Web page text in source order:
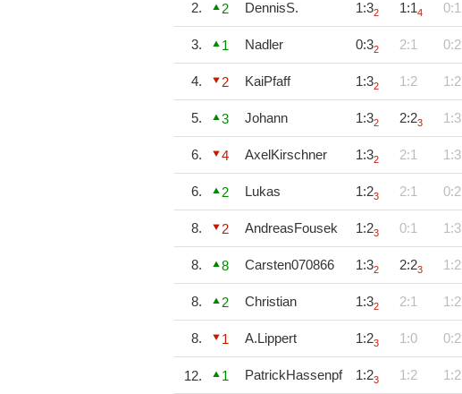
2. 2 DennisS. 1:32 1:14 0:1
3. 1 Nadler 0:32 2:1 0:2
4. 2 KaiPfaff 1:32 1:2 1:2
5. 3 Johann 1:32 2:23 1:3
6. 4 AxelKirschner 1:32 2:1 1:3
6. 2 Lukas 1:23 2:1 0:2
8. 2 AndreasFousek 1:23 0:1 1:3
8. 8 Carsten070866 1:32 2:23 1:2
8. 2 Christian 1:32 2:1 1:2
8. 1 A.Lippert 1:23 1:0 0:2
12. 1 PatrickHassenpf 1:23 1:2 1:2